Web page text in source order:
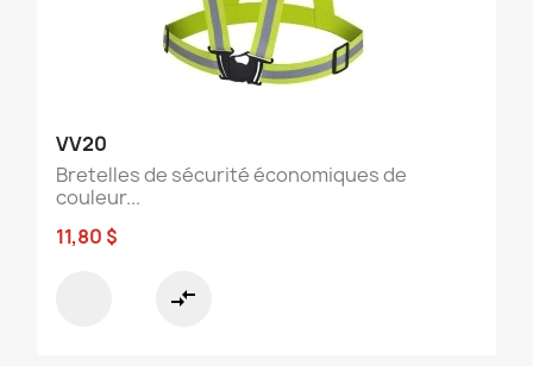
VV20
Bretelles de sécurité économiques de
couleur...
11,80 $
compare_arrows